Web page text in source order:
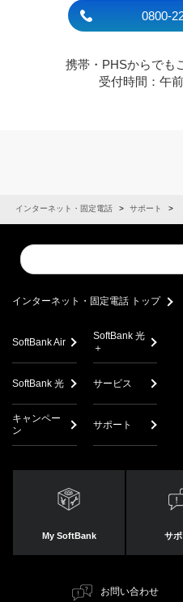
0800-
携帯・PHSからでも
受付時間：午
インターネット・固定電話 サポート
Conduct
a
インターネット・固定電話 トップ
SoftBank Air
SoftBank 光
＋
SoftBank 光 サービス
キャンペー
ン
サポート
My SoftBank サポ
お問い合わせ